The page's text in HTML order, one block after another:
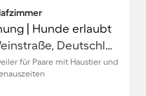
| Hunde erlaubt
Gleisweiler, Südliche Weinstraße, Deutschland
für Paare mit Haustier und